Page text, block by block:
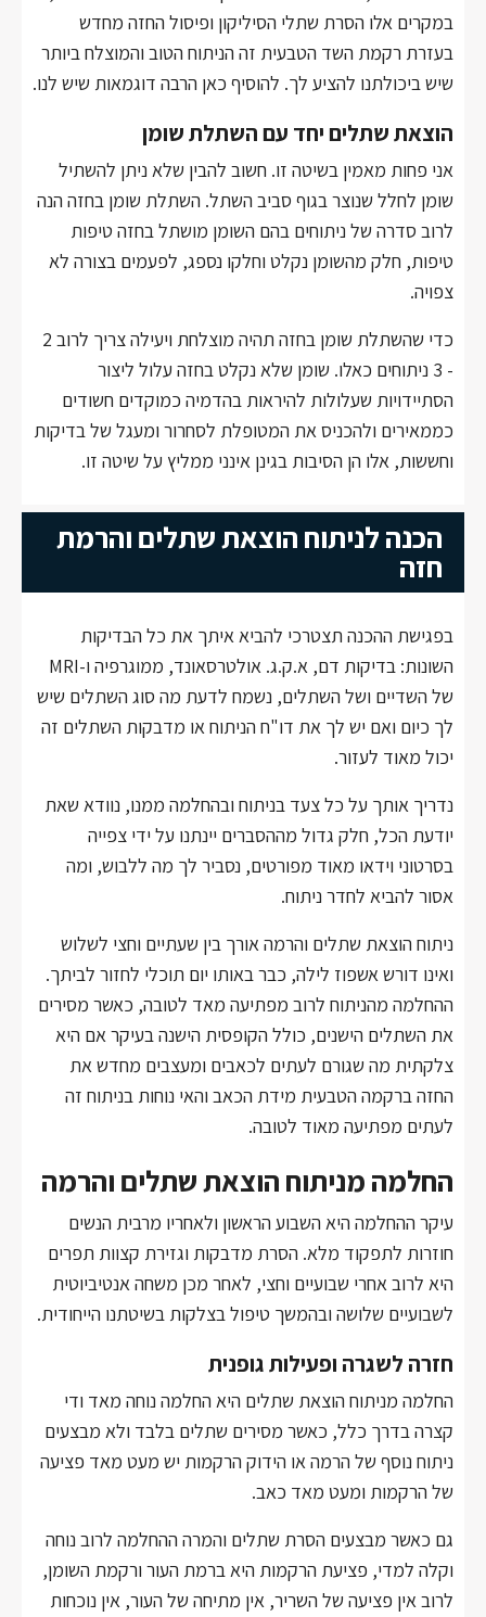
במקרים אלו הסרת שתלי הסיליקון ופיסול החזה מחדש
בעזרת רקמת השד הטבעית זה הניתוח הטוב והמוצלח ביותר
שיש ביכולתנו להציע לך. להוסיף כאן הרבה דוגמאות שיש לנו.
הוצאת שתלים יחד עם השתלת שומן
אני פחות מאמין בשיטה זו. חשוב להבין שלא ניתן להשתיל
שומן לחלל שנוצר בגוף סביב השתל. השתלת שומן בחזה הנה
לרוב סדרה של ניתוחים בהם השומן מושתל בחזה טיפות
טיפות, חלק מהשומן נקלט וחלקו נספג, לפעמים בצורה לא
צפויה.
כדי שהשתלת שומן בחזה תהיה מוצלחת ויעילה צריך לרוב 2
- 3 ניתוחים כאלו. שומן שלא נקלט בחזה עלול ליצור
הסתיידויות שעלולות להיראות בהדמיה כמוקדים חשודים
כממאירים ולהכניס את המטופלת לסחרור ומעגל של בדיקות
וחששות, אלו הן הסיבות בגינן אינני ממליץ על שיטה זו.
הכנה לניתוח הוצאת שתלים והרמת
חזה
בפגישת ההכנה תצטרכי להביא איתך את כל הבדיקות
השונות: בדיקות דם, א.ק.ג. אולטרסאונד, ממוגרפיה ו-MRI
של השדיים ושל השתלים, נשמח לדעת מה סוג השתלים שיש
לך כיום ואם יש לך את דו"ח הניתוח או מדבקות השתלים זה
יכול מאוד לעזור.
נדריך אותך על כל צעד בניתוח ובהחלמה ממנו, נוודא שאת
יודעת הכל, חלק גדול מההסברים יינתנו על ידי צפייה
בסרטוני וידאו מאוד מפורטים, נסביר לך מה ללבוש, ומה
אסור להביא לחדר ניתוח.
ניתוח הוצאת שתלים והרמה אורך בין שעתיים וחצי לשלוש
ואינו דורש אשפוז לילה, כבר באותו יום תוכלי לחזור לביתך.
ההחלמה מהניתוח לרוב מפתיעה מאד לטובה, כאשר מסירים
את השתלים הישנים, כולל הקופסית הישנה בעיקר אם היא
צלקתית מה שגורם לעתים לכאבים ומעצבים מחדש את
החזה ברקמה הטבעית מידת הכאב והאי נוחות בניתוח זה
לעתים מפתיעה מאוד לטובה.
החלמה מניתוח הוצאת שתלים והרמה
עיקר ההחלמה היא השבוע הראשון ולאחריו מרבית הנשים
חוזרות לתפקוד מלא. הסרת מדבקות וגזירת קצוות תפרים
היא לרוב אחרי שבועיים וחצי, לאחר מכן משחה אנטיביוטית
לשבועיים שלושה ובהמשך טיפול בצלקות בשיטתנו הייחודית.
חזרה לשגרה ופעילות גופנית
החלמה מניתוח הוצאת שתלים היא החלמה נוחה מאד ודי
קצרה בדרך כלל, כאשר מסירים שתלים בלבד ולא מבצעים
ניתוח נוסף של הרמה או הידוק הרקמות יש מעט מאד פציעה
של הרקמות ומעט מאד כאב.
גם כאשר מבצעים הסרת שתלים והמרה ההחלמה לרוב נוחה
וקלה למדי, פציעת הרקמות היא ברמת העור ורקמת השומן,
לרוב אין פציעה של השריר, אין מתיחה של העור, אין נוכחות